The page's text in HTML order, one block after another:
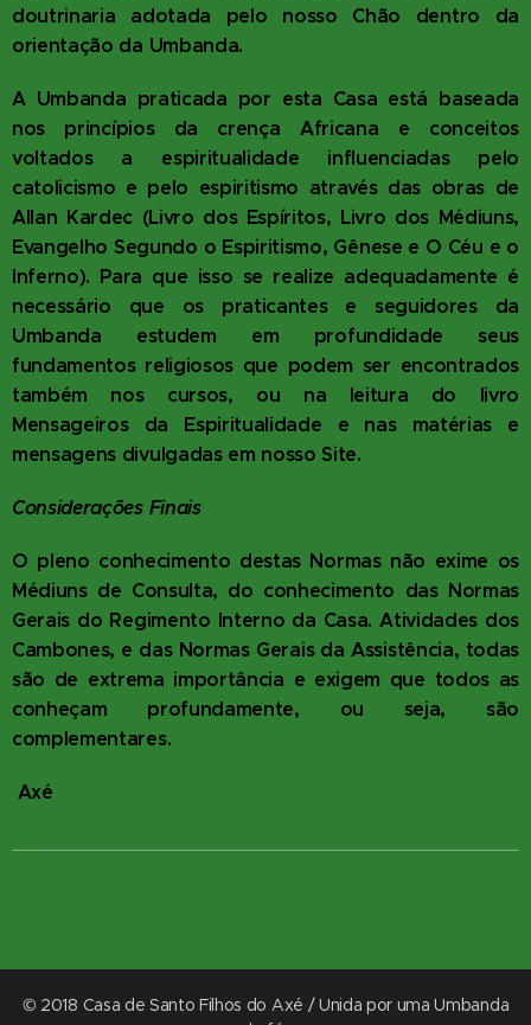
doutrinaria adotada pelo nosso Chão dentro da
orientação da Umbanda.
A Umbanda praticada por esta Casa está baseada
nos princípios da crença Africana e conceitos
voltados a espiritualidade influenciadas pelo
catolicismo e pelo espiritismo através das obras de
Allan Kardec (Livro dos Espíritos, Livro dos Médiuns,
Evangelho Segundo o Espiritismo, Gênese e O Céu e o
Inferno). Para que isso se realize adequadamente é
necessário que os praticantes e seguidores da
Umbanda estudem em profundidade seus
fundamentos religiosos que podem ser encontrados
também nos cursos, ou na leitura do livro
Mensageiros da Espiritualidade e nas matérias e
mensagens divulgadas em nosso Site.
Considerações Finais
O pleno conhecimento destas Normas não exime os
Médiuns de Consulta, do conhecimento das Normas
Gerais do Regimento Interno da Casa. Atividades dos
Cambones, e das Normas Gerais da Assistência, todas
são de extrema importância e exigem que todos as
conheçam profundamente, ou seja, são
complementares.
Axé
© 2018 Casa de Santo Filhos do Axé / Unida por uma Umbanda